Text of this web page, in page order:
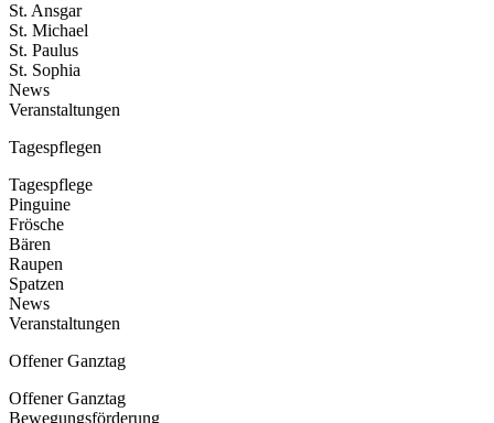
St. Ansgar
St. Michael
St. Paulus
St. Sophia
News
Veranstaltungen
Tagespflegen
Tagespflege
Pinguine
Frösche
Bären
Raupen
Spatzen
News
Veranstaltungen
Offener Ganztag
Offener Ganztag
Bewegungsförderung